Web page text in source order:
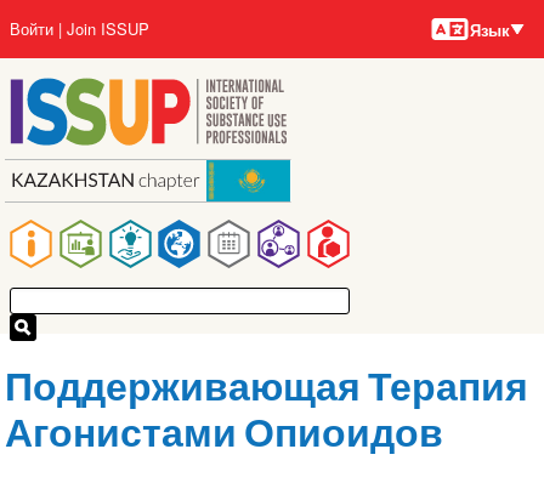
основному
содержанию
Main
navigation
User
account
menu
Войти Join ISSUP Языки
Язык
Поддерживающая Терапия
Агонистами Опиоидов